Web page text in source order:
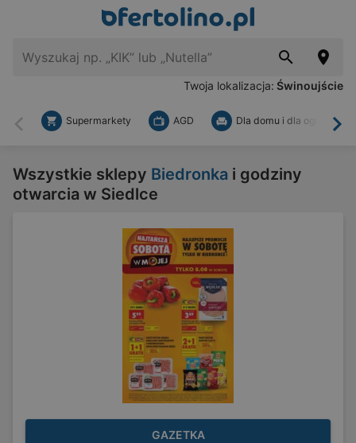
Twoja lokalizacja: Świnoujście
Wstecz
Supermarkety AGD Dla domu i dla ogrodu
Wszystkie sklepy Biedronka i godziny
otwarcia w Siedlce
GAZETKA